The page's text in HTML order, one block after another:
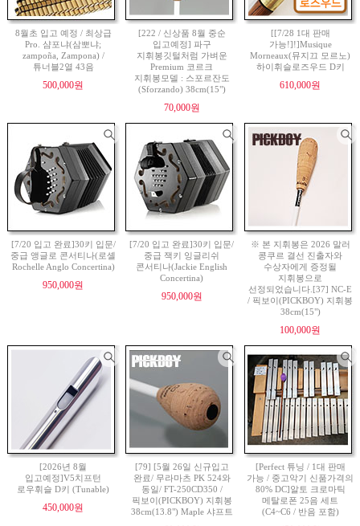
8월초 입고 예정 / 최상급
Pro. 샴포냐(삼뽀냐;
zampoña, Zampona) /
튜너블2열 43음
500,000원
[222 / 신상품 8월 중순
입고예정] 파구
지휘봉깃털처럼 가벼운
Premium 코르크
지휘봉모델 : 스포르잔도
(Sforzando) 38cm(15")
70,000원
[[7/28 1대 판매
가능!]!]Musique
Morneaux(뮤지끄 모르노)
하이휘슬로즈우드 D키
610,000원
[7/20 입고 완료]30키 입문/
중급 앵글로 콘서티나(로셸
Rochelle Anglo Concertina)
950,000원
[7/20 입고 완료]30키 입문/
중급 잭키 잉글리쉬
콘서티나(Jackie English
Concertina)
950,000원
※ 본 지휘봉은 2026 말러
콩쿠르 결선 진출자와
수상자에게 증정될
지휘봉으로
선정되었습니다.[37] NC-E
/ 픽보이(PICKBOY) 지휘봉
38cm(15")
100,000원
[2026년 8월
입고예정]V5치프턴
로우휘슬 D키 (Tunable)
450,000원
[79] [5월 26일 신규입고
완료/ 무라마츠 PK 524와
동일/ FT-250CD350 /
픽보이(PICKBOY) 지휘봉
38cm(13.8") Maple 샤프트
[Perfect 튜닝 / 1대 판매
가능 / 중고악기 신품가격의
80% DC]알토 크로마틱
메탈로폰 25음 세트
(C4~C6 / 반음 포함)